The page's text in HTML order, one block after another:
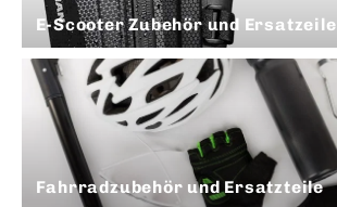
E-Scooter Zubehör und Ersatzeile
Fahrradzubehör und Ersatzteile